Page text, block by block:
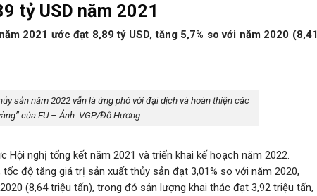
tỷ USD năm 2021
2021 ước đạt 8,89 tỷ USD, tăng 5,7% so với năm 2020 (8,41
sản năm 2022 vẫn là ứng phó với đại dịch và hoàn thiện các
của EU – Ảnh: VGP/Đỗ Hương
Hội nghị tổng kết năm 2021 và triển khai kế hoạch năm 2022.
độ tăng giá trị sản xuất thủy sản đạt 3,01% so với năm 2020,
(8,64 triệu tấn), trong đó sản lượng khai thác đạt 3,92 triệu tấn,